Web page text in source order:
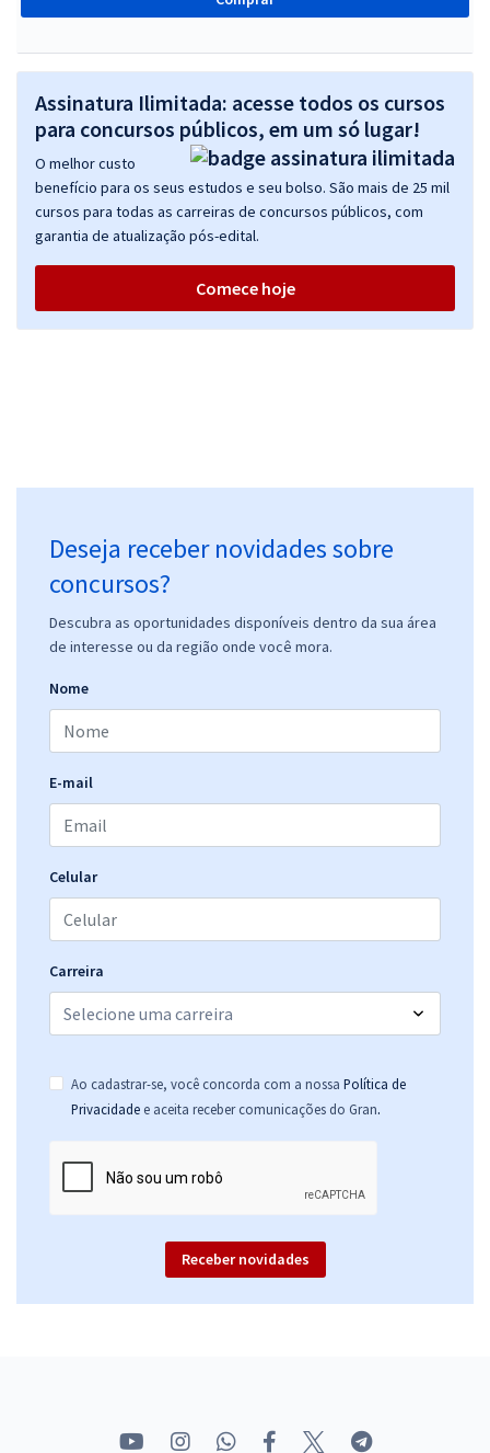
Assinatura Ilimitada: acesse todos os cursos
para concursos públicos, em um só lugar!
O melhor custo
benefício para os seus estudos e seu bolso. São mais de 25 mil
cursos para todas as carreiras de concursos públicos, com
garantia de atualização pós-edital.
Comece hoje
Deseja receber novidades sobre
concursos?
Descubra as oportunidades disponíveis dentro da sua área
de interesse ou da região onde você mora.
Nome
E-mail
Celular
Carreira
Ao cadastrar-se, você concorda com a nossa Política de
Privacidade e aceita receber comunicações do Gran.
Receber novidades